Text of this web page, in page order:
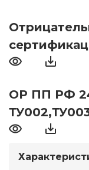
ОР ПП РФ